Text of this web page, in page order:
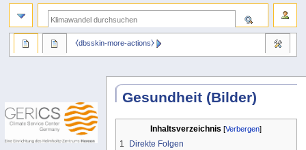
Gesundheit (Bilder)
Inhaltsverzeichnis
1
Direkte Folgen
⧼dbsskin-more-actions⧽